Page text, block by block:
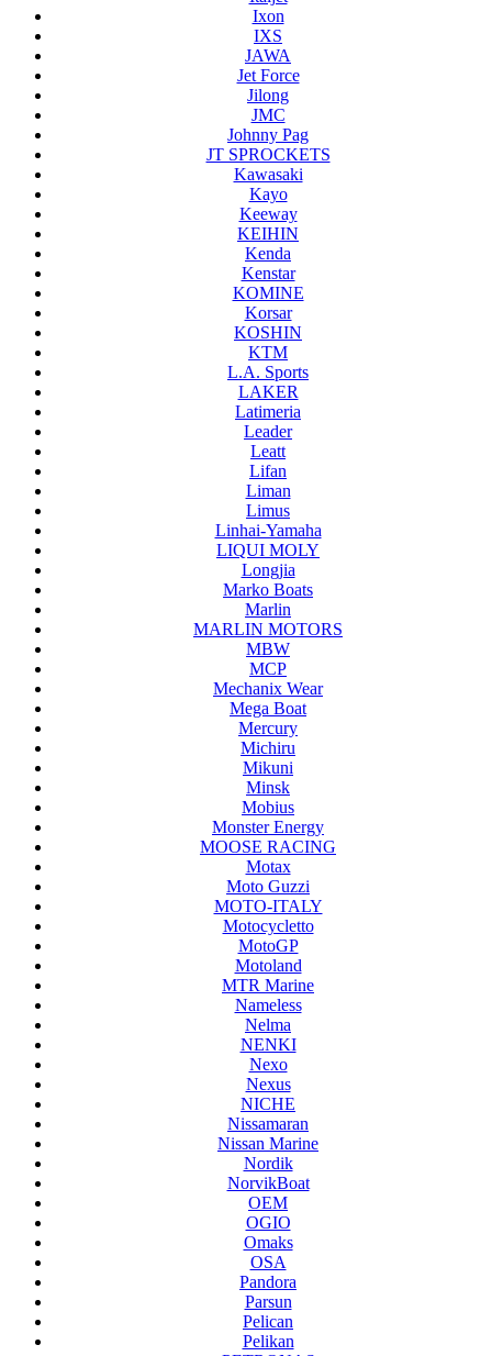
Ixon
IXS
JAWA
Jet Force
Jilong
JMC
Johnny Pag
JT SPROCKETS
Kawasaki
Kayo
Keeway
KEIHIN
Kenda
Kenstar
KOMINE
Korsar
KOSHIN
KTM
L.A. Sports
LAKER
Latimeria
Leader
Leatt
Lifan
Liman
Limus
Linhai-Yamaha
LIQUI MOLY
Longjia
Marko Boats
Marlin
MARLIN MOTORS
MBW
MCP
Mechanix Wear
Mega Boat
Mercury
Michiru
Mikuni
Minsk
Mobius
Monster Energy
MOOSE RACING
Motax
Moto Guzzi
MOTO-ITALY
Motocycletto
MotoGP
Motoland
MTR Marine
Nameless
Nelma
NENKI
Nexo
Nexus
NICHE
Nissamaran
Nissan Marine
Nordik
NorvikBoat
OEM
OGIO
Omaks
OSA
Pandora
Parsun
Pelican
Pelikan